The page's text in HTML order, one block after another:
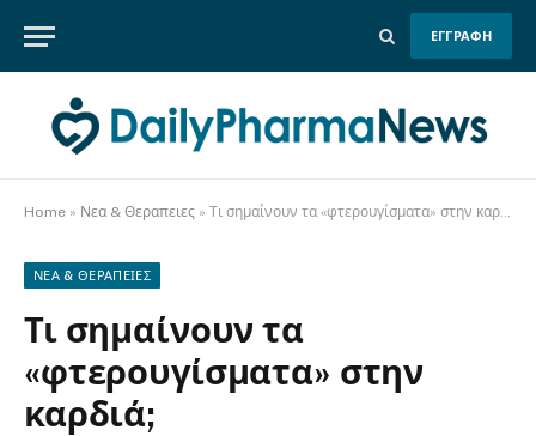
ΕΓΓΡΑΦΗ
Home » Νεα & Θεραπειες » Τι σημαίνουν τα «φτερουγίσματα» στην καρδιά;
ΝΕΑ & ΘΕΡΑΠΕΙΕΣ
Τι σημαίνουν τα
«φτερουγίσματα» στην
καρδιά;